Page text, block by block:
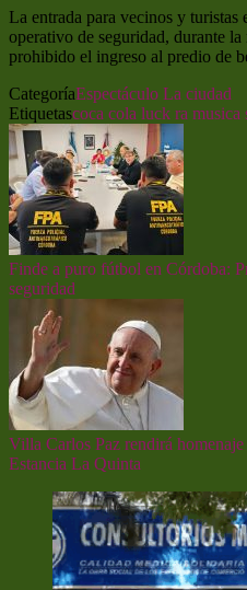
La entrada para vecinos y turistas
operativo de seguridad, durante la
prohibido el ingreso al predio de
CategoríaEspectáculo La ciudad
Etiquetascoca cola luck ra musica
Finde a puro fútbol en Córdoba:
seguridad
Villa Carlos Paz rendirá homenaje
Estancia La Quinta